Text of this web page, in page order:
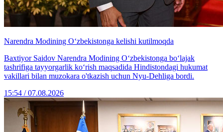
Narendra Modining O‘zbekistonga kelishi kutilmoqda
Baxtiyor Saidov Narendra Modining O‘zbekistonga bo‘lajak
tashrifiga tayyorgarlik ko‘rish maqsadida Hindistondagi hukumat
vakillari bilan muzokara o'tkazish uchun Nyu-Dehliga bordi.
15:54 / 07.08.2026